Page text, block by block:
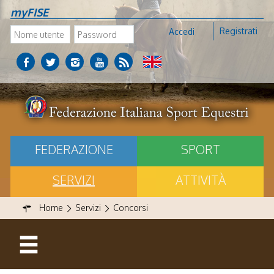
myFISE
Accedi Registrati
FEDERAZIONE
SPORT
SERVIZI
ATTIVITÀ
Home Servizi Concorsi